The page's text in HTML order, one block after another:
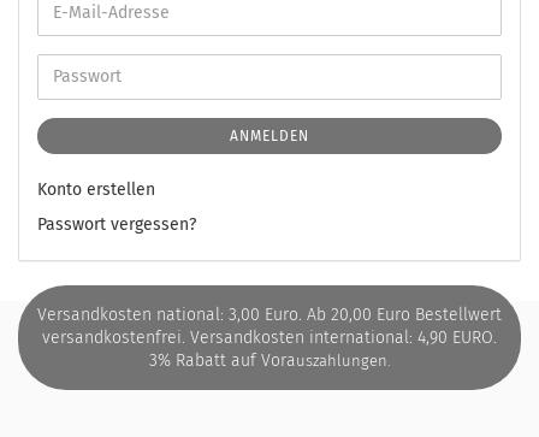
ANMELDEN
Konto erstellen
Passwort vergessen?
Versandkosten national: 3,00 Euro. Ab 20,00 Euro Bestellwert
versandkostenfrei. Versandkosten international: 4,90 EURO.
3% Rabatt auf Vorauszahlungen.